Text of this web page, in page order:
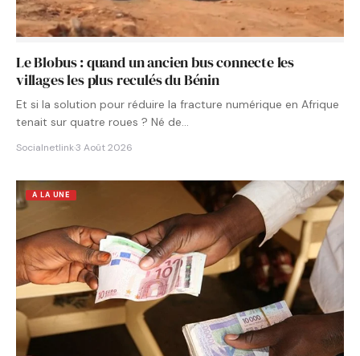
Le Blobus : quand un ancien bus connecte les
villages les plus reculés du Bénin
Et si la solution pour réduire la fracture numérique en Afrique
tenait sur quatre roues ? Né de…
Socialnetlink·3 Août 2026
A LA UNE